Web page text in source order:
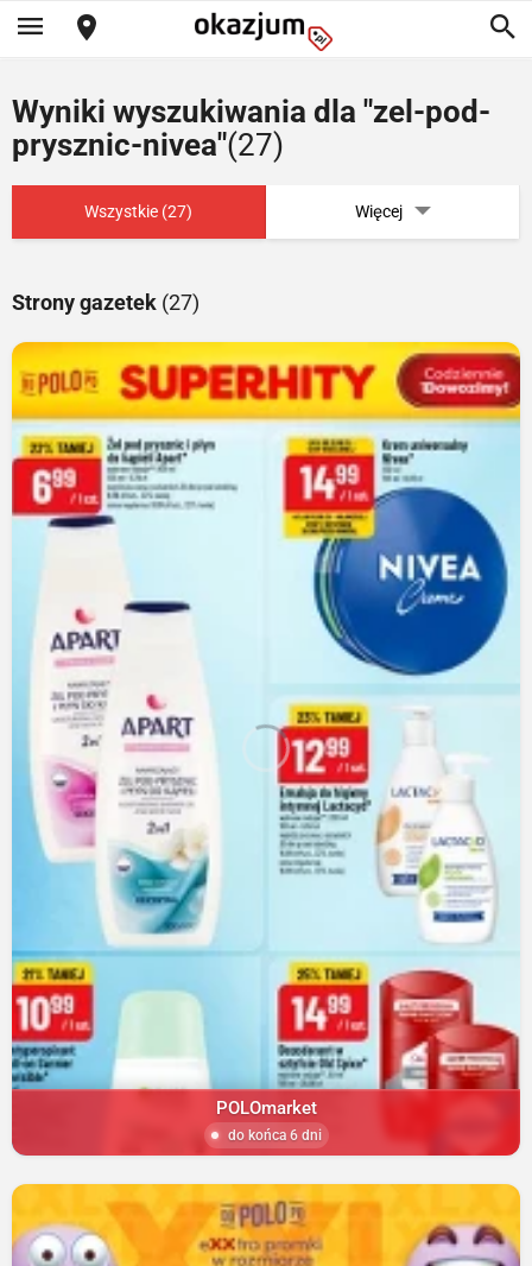
Wyniki wyszukiwania dla "zel-pod-
prysznic-nivea"(27)
Wszystkie (27) Więcej
Strony gazetek (27)
POLOmarket
do końca 6 dni